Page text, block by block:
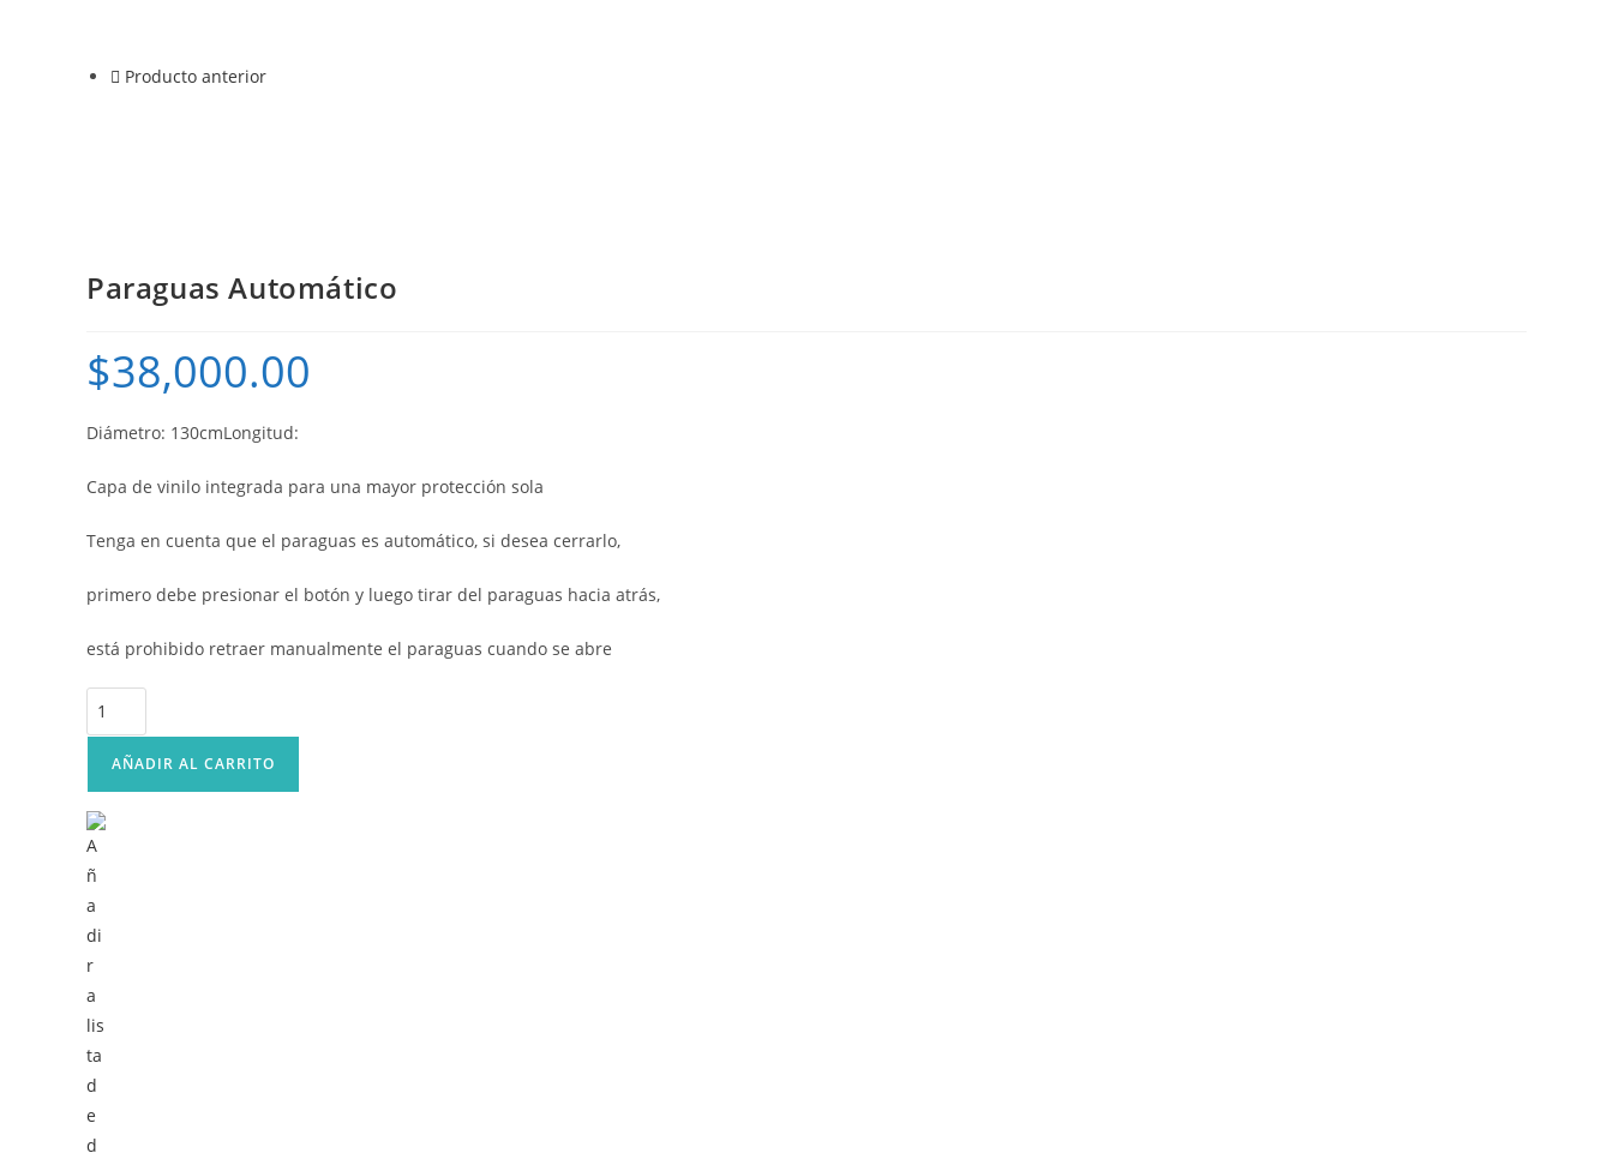
Producto anterior
Paraguas Automático
$38,000.00
Diámetro: 130cmLongitud:
Capa de vinilo integrada para una mayor protección sola
Tenga en cuenta que el paraguas es automático, si desea cerrarlo,
primero debe presionar el botón y luego tirar del paraguas hacia atrás,
está prohibido retraer manualmente el paraguas cuando se abre
Paraguas
Automático
cantidad
AÑADIR AL CARRITO